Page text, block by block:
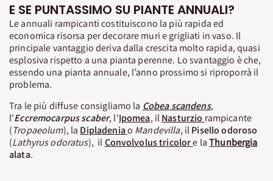
E SE PUNTASSIMO SU PIANTE ANNUALI?
Le annuali rampicanti costituiscono la più rapida ed
economica risorsa per decorare muri e grigliati in vaso. Il
principale vantaggio deriva dalla crescita molto rapida, quasi
esplosiva rispetto a una pianta perenne. Lo svantaggio è che,
essendo una pianta annuale, l’anno prossimo si riproporrà il
problema.
Tra le più diffuse consigliamo la Cobea scandens,
l'Eccremocarpus scaber, l'Ipomea, ilNasturzio rampicante
(Tropaeolum), la Dipladeniao Mandevilla, ilPisello odoroso
(Lathyrus odoratus), ilConvolvolus tricolore laThunbergia
alata.